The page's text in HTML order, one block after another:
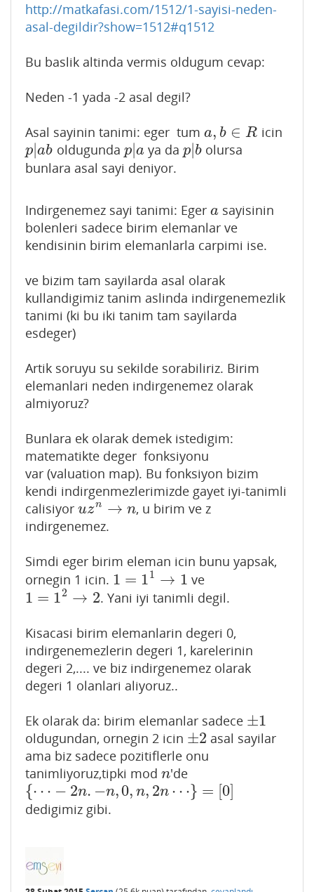
http://matkafasi.com/1512/1-sayisi-neden-
asal-degildir?show=1512#q1512
Bu baslik altinda vermis oldugum cevap:
Neden -1 yada -2 asal degil?
Asal sayinin tanimi: eger tum a, b ∈ R
a,b∈R icin
p|ab
p |ab oldugunda p|a
p|aya da p|b
p|b olursa
bunlara asal sayi deniyor.
Indirgenemez sayi tanimi: Eger a
a sayisinin
bolenleri sadece birim elemanlar ve
kendisinin birim elemanlarla carpimi ise.
ve bizim tam sayilarda asal olarak
kullandigimiz tanim aslinda indirgenemezlik
tanimi (ki bu iki tanim tam sayilarda
esdeger)
Artik soruyu su sekilde sorabiliriz. Birim
elemanlari neden indirgenemez olarak
almiyoruz?
Bunlara ek olarak demek istedigim:
matematikte deger fonksiyonu
var (valuation map). Bu fonksiyon bizim
kendi indirgenmezlerimizde gayet iyi-tanimli
calisiyor uzn → n
uzn→n
, u birim ve z
indirgenemez.
Simdi eger birim eleman icin bunu yapsak,
ornegin 1 icin. 1 = 11 → 1
1 =11 →1 ve
1 = 12 → 2
1 =12 →2 . Yani iyi tanimli degil.
Kisacasi birim elemanlarin degeri 0,
indirgenemezlerin degeri 1, karelerinin
degeri 2,.... ve biz indirgenemez olarak
degeri 1 olanlari aliyoruz..
Ek olarak da: birim elemanlar sadece ±1
±1
oldugundan, ornegin 2 icin ±2
±2 asal sayilar
ama biz sadece pozitiflerle onu
tanimliyoruz,tipki mod n
n'de
{⋯ − 2n. −n,0, n, 2n ⋯} = 0]
{ ⋯−2n. −n,0 n,2n⋯ }=[ 0]
dedigimiz gibi.